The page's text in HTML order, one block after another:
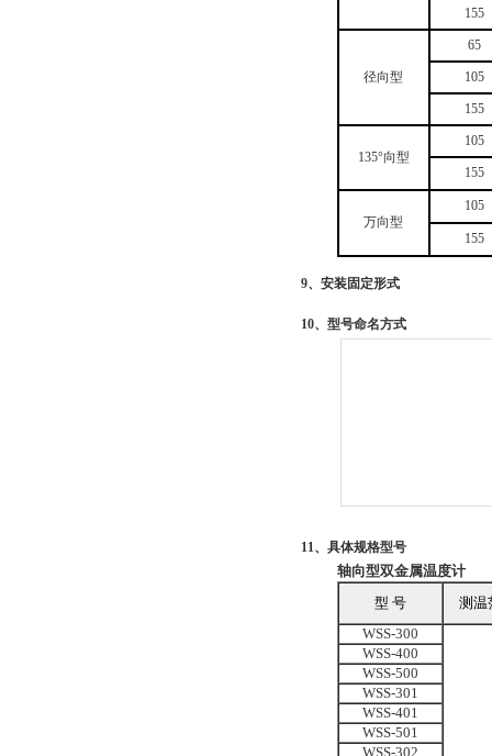
155
径向型
65
105
155
135°向型
105
155
万向型
105
155
9、安装固定形式
10、型号命名方式
11、具体规格型号
轴向型双金属温度计
型 号
测
WSS-300
WSS-400
WSS-500
WSS-301
WSS-401
WSS-501
WSS-302